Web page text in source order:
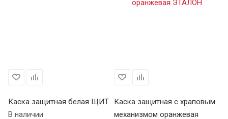
Каска защитная белая ЩИТ
В наличии
Каска защитная с храповым
механизмом оранжевая